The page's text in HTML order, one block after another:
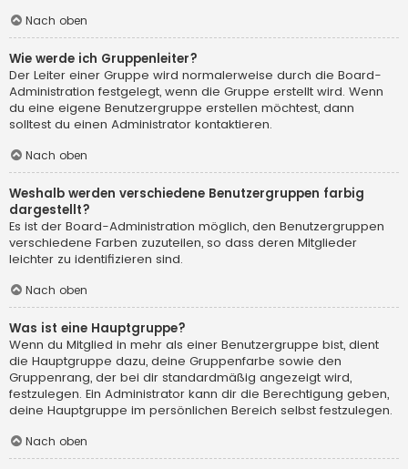
Nach oben
Wie werde ich Gruppenleiter?
Der Leiter einer Gruppe wird normalerweise durch die Board-
Administration festgelegt, wenn die Gruppe erstellt wird. Wenn
du eine eigene Benutzergruppe erstellen möchtest, dann
solltest du einen Administrator kontaktieren.
Nach oben
Weshalb werden verschiedene Benutzergruppen farbig
dargestellt?
Es ist der Board-Administration möglich, den Benutzergruppen
verschiedene Farben zuzuteilen, so dass deren Mitglieder
leichter zu identifizieren sind.
Nach oben
Was ist eine Hauptgruppe?
Wenn du Mitglied in mehr als einer Benutzergruppe bist, dient
die Hauptgruppe dazu, deine Gruppenfarbe sowie den
Gruppenrang, der bei dir standardmäßig angezeigt wird,
festzulegen. Ein Administrator kann dir die Berechtigung geben,
deine Hauptgruppe im persönlichen Bereich selbst festzulegen.
Nach oben